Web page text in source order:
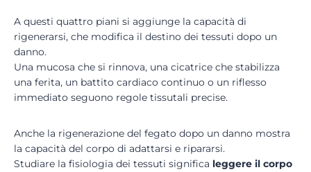
A questi quattro piani si aggiunge la capacità di
rigenerarsi, che modifica il destino dei tessuti dopo un
danno.
Una mucosa che si rinnova, una cicatrice che stabilizza
una ferita, un battito cardiaco continuo o un riflesso
immediato seguono regole tissutali precise.
Anche la rigenerazione del fegato dopo un danno mostra
la capacità del corpo di adattarsi e ripararsi.
Studiare la fisiologia dei tessuti significa leggere il corpo